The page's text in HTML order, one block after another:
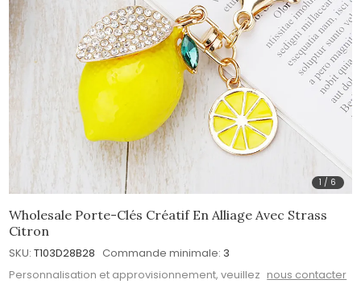
1 / 6
Wholesale Porte-Clés Créatif En Alliage Avec Strass
Citron
SKU: T103D28B28 Commande minimale: 3
Personnalisation et approvisionnement, veuillez nous contacter